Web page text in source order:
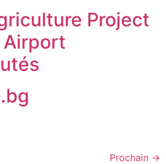
Project
Prochain →